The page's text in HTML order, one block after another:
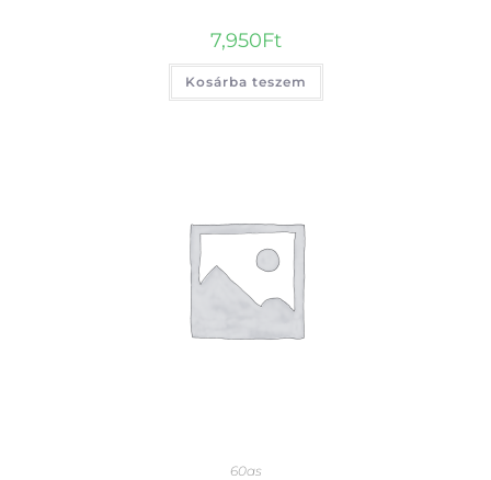
7,950Ft
Kosárba teszem
60as